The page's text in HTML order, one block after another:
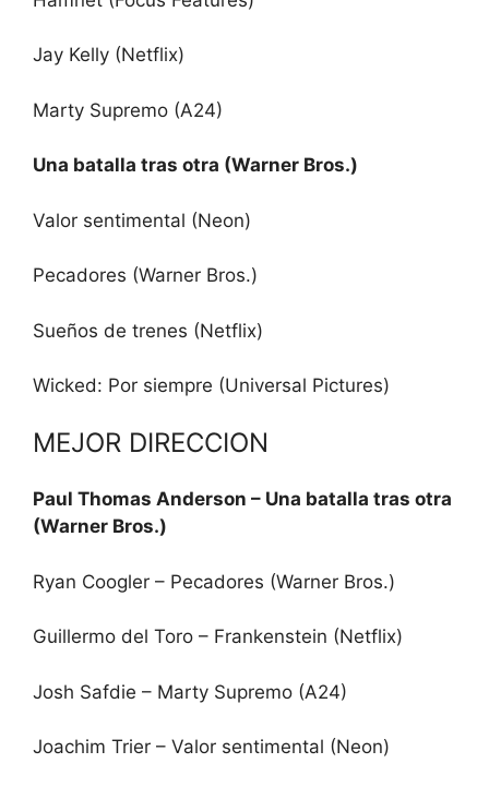
Jay Kelly (Netflix)
Marty Supremo (A24)
Una batalla tras otra (Warner Bros.)
Valor sentimental (Neon)
Pecadores (Warner Bros.)
Sueños de trenes (Netflix)
Wicked: Por siempre (Universal Pictures)
MEJOR DIRECCION
Paul Thomas Anderson – Una batalla tras otra
(Warner Bros.)
Ryan Coogler – Pecadores (Warner Bros.)
Guillermo del Toro – Frankenstein (Netflix)
Josh Safdie – Marty Supremo (A24)
Joachim Trier – Valor sentimental (Neon)